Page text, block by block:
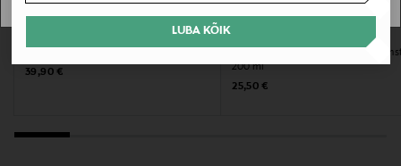
LUBA KÕIK
200 ml
SAKSAMAA
Original Price
39,90 €
Palsam Oil Reflections Luminous
200 ml
Original Price
25,50 €